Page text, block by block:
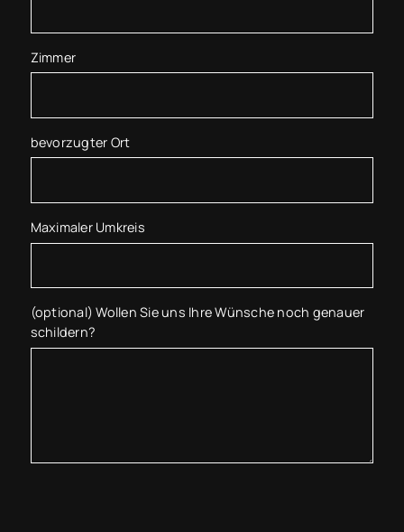
Zimmer
bevorzugter Ort
Maximaler Umkreis
(optional) Wollen Sie uns Ihre Wünsche noch genauer
schildern?